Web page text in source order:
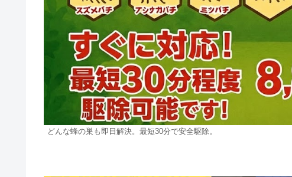
どんな蜂の巣も即日解決。最短30分で安全駆除。